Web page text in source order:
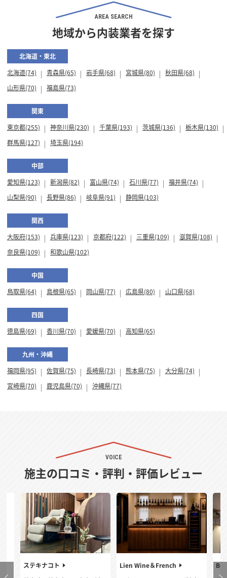
AREA SEARCH
地域から内装業者を探す
北海道・東北
北海道(74)
青森県(65) 岩手県(68) 宮城県(80)
秋田県(68)
山形県(70)
福島県(73)
関東
東京都(255)
神奈川県(230) 千葉県(193) 茨城県(136)
栃木県(130)
群馬県(127)
埼玉県(194)
中部
愛知県(123)
新潟県(82) 富山県(74) 石川県(77)
福井県(74)
山梨県(90)
長野県(86) 岐阜県(91) 静岡県(103)
関西
大阪府(153)
兵庫県(123) 京都府(122) 三重県(109)
滋賀県(108)
奈良県(109)
和歌山県(102)
中国
鳥取県(64)
島根県(65) 岡山県(77) 広島県(80) 山口県(68)
四国
徳島県(69)
香川県(70) 愛媛県(70) 高知県(65)
九州・沖縄
福岡県(95)
佐賀県(75) 長崎県(73) 熊本県(75)
大分県(74)
宮崎県(70)
鹿児島県(70) 沖縄県(77)
VOICE
施主の口コミ・評判・評価レビュー
ステキナコト
Lien Wine＆French